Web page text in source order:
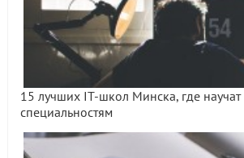
15 лучших IT-школ Минска, где
специальностям